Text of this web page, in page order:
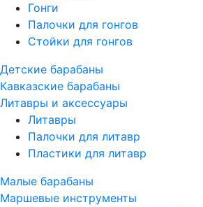
Гонги
Палочки для гонгов
Стойки для гонгов
Детские барабаны
Кавказские барабаны
Литавры и аксессуары
Литавры
Палочки для литавр
Пластики для литавр
Малые барабаны
Маршевые инструменты